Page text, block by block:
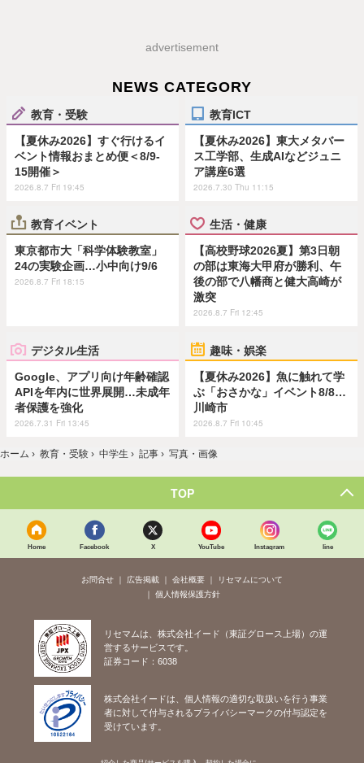
advertisement
NEWS CATEGORY
教育・受験
【夏休み2026】すぐ行けるイ
ベント情報おまとめ便＜8/9-
15開催＞
2026.8.7 Fri 19:45
教育ICT
【夏休み2026】東大メタバー
ス工学部、生成AIなどジュニ
ア講座6選
2026.7.30 Thu 11:15
教育イベント
東京都市大「科学体験教室」
24の実験企画…小中向け9/6
2026.8.7 Fri 18:15
生活・健康
【高校野球2026夏】第3日朝
の部は東海大甲府が勝利、午
後の部で八幡商と健大高崎が
激突
2026.8.7 Fri 12:45
デジタル生活
Google、アプリ向け年齢確認
APIを年内に世界展開…未成年
者保護を強化
2026.7.31 Fri 13:45
趣味・娯楽
【夏休み2026】魚に触れて学
ぶ「おさかな」イベント8/8…
川崎市
2026.8.7 Fri 10:45
ホーム › 教育・受験 › 中学生 › 記事 › 写真・画像
TOP
Home Facebook X YouTube Instagram line
お問合せ 広告掲載 会社概要
リセマムについて
個人情報保護方針
リセマムは、株式会社イード（東証グロース上場）の運
営するサービスです。
証券コード：6038
株式会社イードは、個人情報の適切な取扱いを行う事業
者に対して付与されるプライバシーマークの付与認定を
受けています。